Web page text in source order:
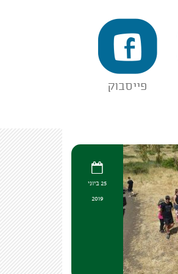
פייסבוק
25 ביוני
2019